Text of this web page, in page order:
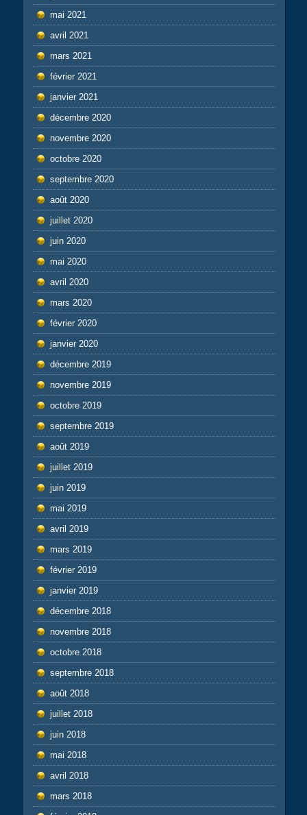
mai 2021
avril 2021
mars 2021
février 2021
janvier 2021
décembre 2020
novembre 2020
octobre 2020
septembre 2020
août 2020
juillet 2020
juin 2020
mai 2020
avril 2020
mars 2020
février 2020
janvier 2020
décembre 2019
novembre 2019
octobre 2019
septembre 2019
août 2019
juillet 2019
juin 2019
mai 2019
avril 2019
mars 2019
février 2019
janvier 2019
décembre 2018
novembre 2018
octobre 2018
septembre 2018
août 2018
juillet 2018
juin 2018
mai 2018
avril 2018
mars 2018